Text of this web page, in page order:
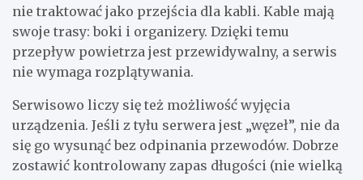
nie traktować jako przejścia dla kabli. Kable mają
swoje trasy: boki i organizery. Dzięki temu
przepływ powietrza jest przewidywalny, a serwis
nie wymaga rozplątywania.
Serwisowo liczy się też możliwość wyjęcia
urządzenia. Jeśli z tyłu serwera jest „węzeł”, nie da
się go wysunąć bez odpinania przewodów. Dobrze
zostawić kontrolowany zapas długości (nie wielką